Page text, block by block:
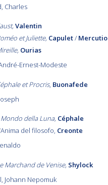
Charles
Valentin
et Juliette, Capulet/ Mercutio
Ourias
Ernest-Modeste
et Procris, Buonafede
Mondo della Luna, Céphale
del filosofo, Creonte
Marchand de Venise, Shylock
Johann Nepomuk